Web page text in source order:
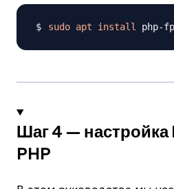
sudo apt install
Шаг 4 — настройка
PHP